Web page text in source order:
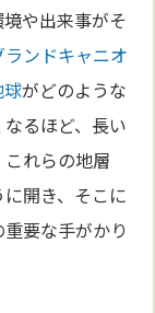
や出来事がそ
ランドキャニオ
がどのような
るほど、長い
れらの地層
開き、そこに
要な手がかり